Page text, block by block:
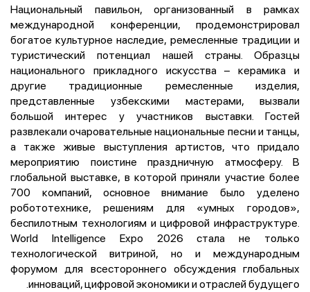
Национальный павильон, организованный в рамках
международной конференции, продемонстрировал
богатое культурное наследие, ремесленные традиции и
туристический потенциал нашей страны. Образцы
национального прикладного искусства – керамика и
другие традиционные ремесленные изделия,
представленные узбекскими мастерами, вызвали
большой интерес у участников выставки. Гостей
развлекали очаровательные национальные песни и танцы,
а также живые выступления артистов, что придало
мероприятию поистине праздничную атмосферу. В
глобальной выставке, в которой приняли участие более
700 компаний, основное внимание было уделено
робототехнике, решениям для «умных городов»,
беспилотным технологиям и цифровой инфраструктуре.
World Intelligence Expo 2026 стала не только
технологической витриной, но и международным
форумом для всестороннего обсуждения глобальных
инноваций, цифровой экономики и отраслей будущего.